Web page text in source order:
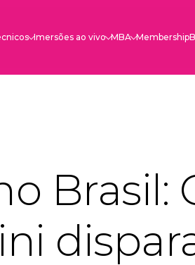
Imersões ao vivo MBA Membership
Brasil: